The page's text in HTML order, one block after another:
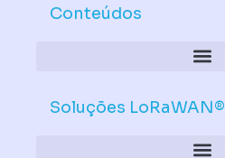
Conteúdos
Soluções LoRaWAN®